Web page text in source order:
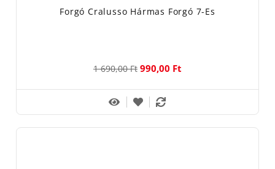
Forgó Cralusso Hármas Forgó 7-Es
1 690,00 Ft 990,00 Ft